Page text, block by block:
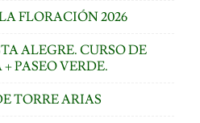
FLORACIÓN 2026
ALEGRE. CURSO DE
PASEO VERDE.
TORRE ARIAS